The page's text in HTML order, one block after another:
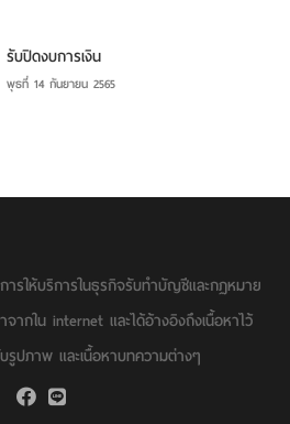
รับปิดงบการเงิน
พุธที่ 14 กันยายน 2565
ารให้บริการในธุรกิจรับทำบัญชีและกฏหมาย
ากใน internet และได้อ้างอิงถึงเนื้อหาไว้
ปภาพ และเนื้อหาบทความต่างๆ